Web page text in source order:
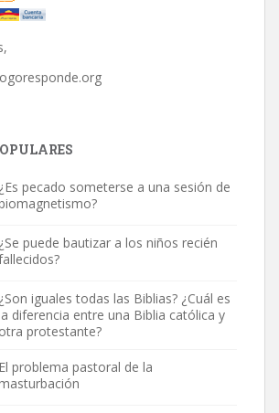
¿Es pecado someterse a una sesión de
¿Se puede bautizar a los niños recién
¿Son iguales todas las Biblias? ¿Cuál es
diferencia entre una Biblia católica y
otra protestante?
El problema pastoral de la